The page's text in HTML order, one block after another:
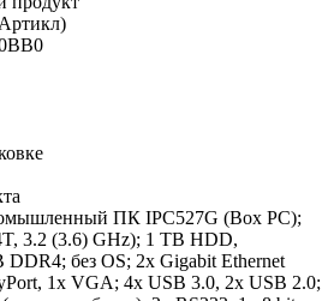
ПК IPC527G (Box PC);
3.2 (3.6) GHz); 1 TB HDD,
без OS; 2x Gigabit Ethernet
1x VGA; 4x USB 3.0, 2x USB 2.0;